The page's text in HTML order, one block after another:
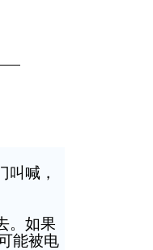
叫喊，
。如果
能被电